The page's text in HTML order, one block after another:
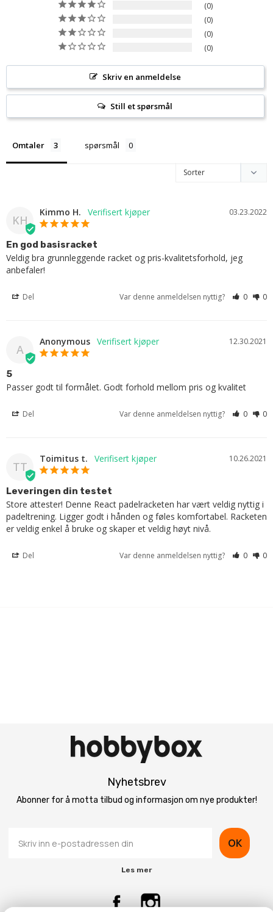
0
0
0
0
Skriv en anmeldelse
Still et spørsmål
Omtaler spørsmål
KH
03.23.2022
Kimmo H.
En god basisracket
Veldig bra grunnleggende racket og pris-kvalitetsforhold, jeg
anbefaler!
Del Var denne anmeldelsen nyttig? 0 0
A
12.30.2021
Anonymous
5
Passer godt til formålet. Godt forhold mellom pris og kvalitet
Del Var denne anmeldelsen nyttig? 0 0
TT
10.26.2021
Toimitus t.
Leveringen din testet
Store attester! Denne React padelracketen har vært veldig nyttig i
padeltrening. Ligger godt i hånden og føles komfortabel. Racketen
er veldig enkel å bruke og skaper et veldig høyt nivå.
Del Var denne anmeldelsen nyttig? 0 0
Nyhetsbrev
Abonner for å motta tilbud og informasjon om nye produkter!
OK
Les mer